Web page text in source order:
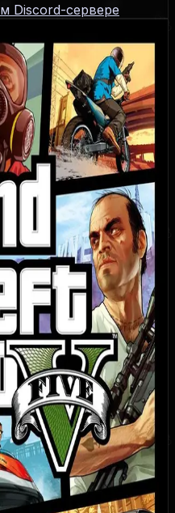
Discord-сервере
,Xbox One:
14.04.2015,PS5: